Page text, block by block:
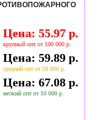
Цена: 55.97 р.
крупный опт от 100 000 р.
Цена: 59.89 р.
средний опт от 50 000 р.
Цена: 67.08 р.
мелкий опт от 10 000 р.